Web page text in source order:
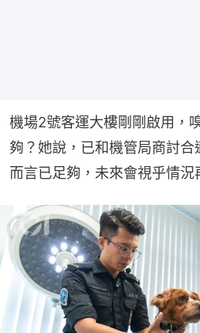
機場2號客運大樓剛剛啟用，
夠？她說，已和機管局商討
而言已足夠，未來會視乎情況